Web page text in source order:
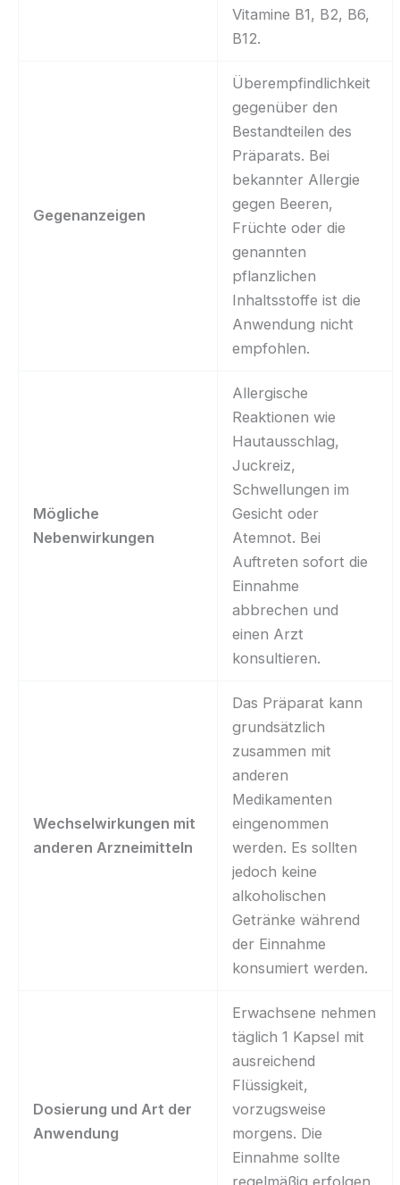
Vitamine B1, B2, B6,
B12.
Gegenanzeigen
Überempfindlichkeit
gegenüber den
Bestandteilen des
Präparats. Bei
bekannter Allergie
gegen Beeren,
Früchte oder die
genannten
pflanzlichen
Inhaltsstoffe ist die
Anwendung nicht
empfohlen.
Mögliche
Nebenwirkungen
Allergische
Reaktionen wie
Hautausschlag,
Juckreiz,
Schwellungen im
Gesicht oder
Atemnot. Bei
Auftreten sofort die
Einnahme
abbrechen und
einen Arzt
konsultieren.
Wechselwirkungen mit
anderen Arzneimitteln
Das Präparat kann
grundsätzlich
zusammen mit
anderen
Medikamenten
eingenommen
werden. Es sollten
jedoch keine
alkoholischen
Getränke während
der Einnahme
konsumiert werden.
Dosierung und Art der
Anwendung
Erwachsene nehmen
täglich 1 Kapsel mit
ausreichend
Flüssigkeit,
vorzugsweise
morgens. Die
Einnahme sollte
regelmäßig erfolgen,